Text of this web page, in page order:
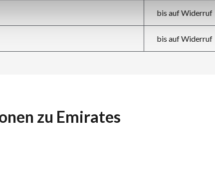
bis auf Widerruf
bis auf Widerruf
zu Emirates